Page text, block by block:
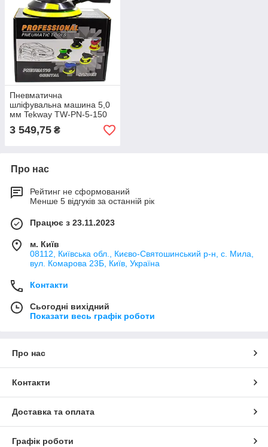
Пневматична
шліфувальна машина 5,0
мм Tekway TW-PN-5-150
3 549,75 ₴
Про нас
Рейтинг не сформований
Менше 5 відгуків за останній рік
Працює з 23.11.2023
м. Київ
08112, Київська обл., Києво-Святошинський р-н, с. Мила,
вул. Комарова 23Б, Київ, Україна
Контакти
Сьогодні вихідний
Показати весь графік роботи
Про нас
Контакти
Доставка та оплата
Графік роботи